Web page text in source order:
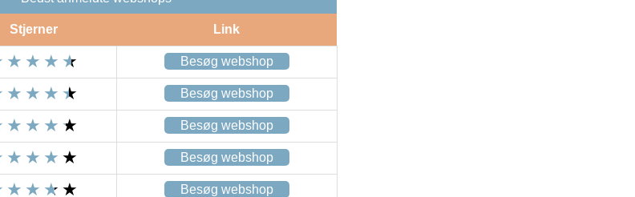
Stjerner Link
Besøg webshop
Besøg webshop
Besøg webshop
Besøg webshop
Besøg webshop